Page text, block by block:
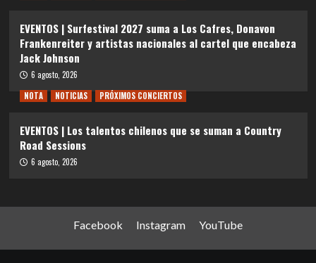
EVENTOS | Surfestival 2027 suma a Los Cafres, Donavon
Frankenreiter y artistas nacionales al cartel que encabeza
Jack Johnson
6 agosto, 2026
NOTA
NOTICIAS PRÓXIMOS CONCIERTOS
EVENTOS | Los talentos chilenos que se suman a Country
Road Sessions
6 agosto, 2026
Facebook Instagram YouTube